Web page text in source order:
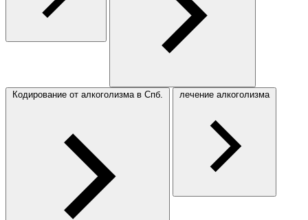
Кодирование от алкоголизма в Спб. лечение алкоголизма